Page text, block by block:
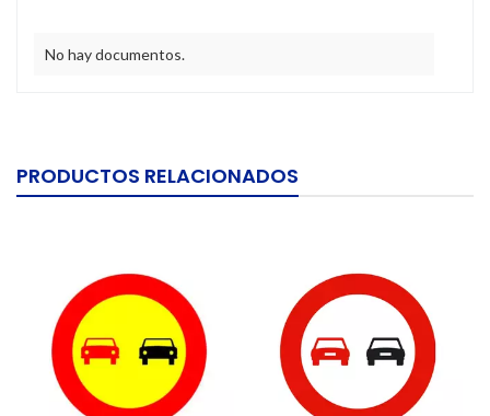
No hay documentos.
PRODUCTOS RELACIONADOS